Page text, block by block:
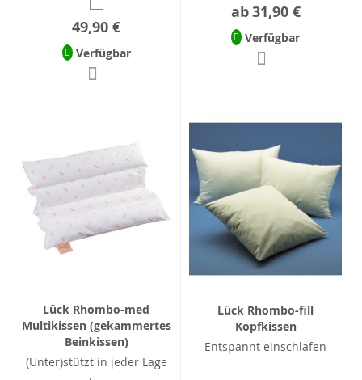
49,90 €
Verfügbar
ab31,90 €
Verfügbar
Lück Rhombo-med
Multikissen (gekammertes
Beinkissen)
(Unter)stützt in jeder Lage
Lück Rhombo-fill
Kopfkissen
Entspannt einschlafen